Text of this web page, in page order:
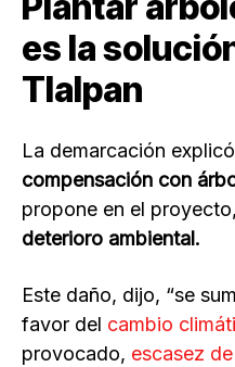
es la
Tlalpan
La demarcación
compensación con
propone en el
deterioro ambiental.
Este daño, dijo, “se
favor del cambio
provocado, escasez